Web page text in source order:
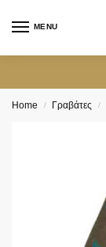
MENU
Home / Γραβάτες /